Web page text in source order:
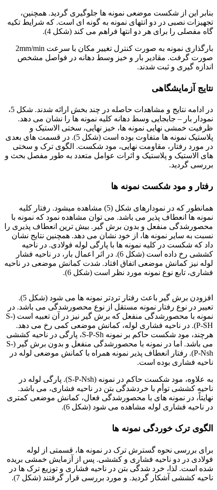
بنابر این از شکست موضعی نمونه ها جلوگیری گردید. همچنین،
تجهیزات نصبی در دو انتهای نمونه به گونه ای است. که شرایط تکیه
گاه مفصلی را برای هر دو انتها فراهم می کند (شکل 4).
بارگذاری نمونه به صورت کنترل تغییر مکان با سرعت 2mm/min
صورت گرفت. مقادیر بار و خیز وسط دهانه در فواصل مشخص
اندازه گیری و ثبت شدند.
نتایج آزمایشگاهی
در ادامه نتایج و مشاهدات حاصله در چند بخش ارائه شدند. شکل 5،
نمودار بار – جابجایی وسط دهانه کلیه نمونه ها را نشان می دهد.
ظرفیت خمشی نهایی نمونه ها، خیز نهایی، سختی الاستیک و
پلاستیک نمونه ها متفاوت بوده است (شکل 5). در قسمت های بعدی
در مورد رفتار، مقاومت نهایی، مود شکست. الگوی ترک و سختی
های الاستیک و پلاستیک و اثرات عوامل متعدد به طور مفصل بحث و
بررسی گردید.
رفتار و مود شکست نمونه ها
همانطور که در نمودارهای شکل (5) مشاهده میشود. رفتار کلیه
نمونه ها انعطاف پذیر می باشد. می توان مشاهده نمود که نمونه با
محصورشدگی منفعل و بدون برش گیر. بیش ترین انعطاف پذیری را
نسبت به سایر نمونه ها، از خود نشان می دهد. همچنین نتایج نشان
داد که شکست در کلیه نمونه ها با پارگی لوله فولادی. در ناحیه
کششی رخ داده است (شکل 6). در اثر اعمال بار، در ناحیه فشار
لوله نیز کمانش موضعی اتفاق افتاد. شدت کمانش موضعی در ناحیه
فشاری، تابع نوع نمونه مورد نظر است (شکل 6).
افزودن برش گیر باعث رفتار تردتر نمونه ها می شود (شکل 5).
تعییر در نوع رفتار نمونه مستقل از نوع محصورشدگی می باشد. در
نمونه با محصورشدگی منفعل که برش گیر نیز در آن تعبیه است (S-
P-SH). در ناحیه فشاری لوله، کمانش موضعی کمی رخ می دهد.
هرچند، مود شکست حاکم بر نمونه S-P-Sh، پارگی در ناحیه کششی
می باشد. اما در نمونه با محصورشدگی منفعل و بدون برش گیر (S-
P-Nsh). رفتار انعطاف پذیر نمونه همراه با کمانش موضعی لوله در
ناحیه فشاری بوده است.
به علاوه، مود شکست حاکم در نمونه (S-P-Nsh). پارگی لوله در
ناحیه کششی توأم با خردشدگی بتن در ناحیه فشاری، می باشد.
نهایتاً، در نمونه های با محصورشدگی فعال، کمانش موضعی کمتری
در ناحیه فشاری لوله مشاهده می شود (شکل 6).
الگوی ترک خوردگی نمونه ها
برای بررسی نحوه گسترش ترک در نمونه ها، قسمتی از لوله
فولادی در دو ناحیه فشاری و کششی. پس از آزمایش خمشی بریده
شده است. لذا، خرد شدگی بتن در ناحیه فشاری و توزیع ترک ها در
ناحیه کششی آشکار گردید. و مورد بررسی قرار گرفتند (شکل 7).